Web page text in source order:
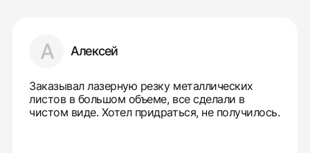
А Алексей
Заказывал лазерную резку металлических
листов в большом объеме, все сделали в
чистом виде. Хотел придраться, не получилось.